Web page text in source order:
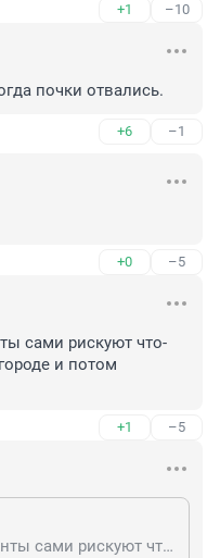
+1 –10
почки отвались.
+6 –1
+0 –5
сами рискуют что-
и потом
+1 –5
Естественно, сейчас мигранты сами рискуют что-нибудь подцепить в нашем городе и потом привезти к себе на родину.